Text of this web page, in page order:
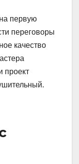
первую
переговоры
качество
проект